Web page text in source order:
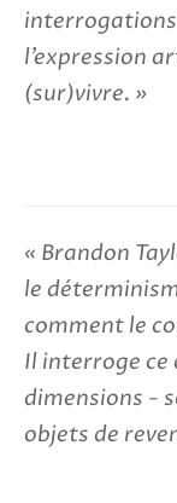
l’expression
(sur)vivre.
Brandon
le
comment le
Il interroge ce
dimensions -
objets de